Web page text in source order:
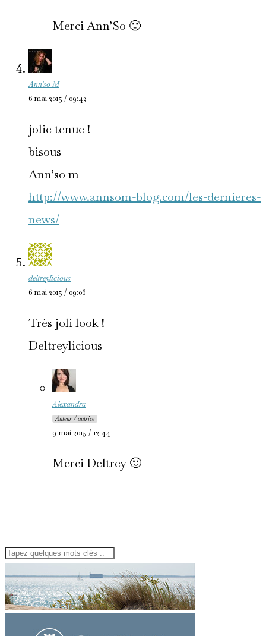
Merci Ann’So 🙂
Ann'so M
6 mai 2015 / 09:42
jolie tenue !
bisous
Ann’so m
http://www.annsom-blog.com/les-dernieres-
news/
deltreylicious
6 mai 2015 / 09:06
Très joli look !
Deltreylicious
Alexandra
Auteur / autrice
9 mai 2015 / 12:44
Merci Deltrey 🙂